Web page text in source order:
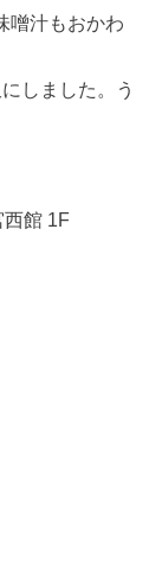
噌汁もおかわ
しました。う
館 1F